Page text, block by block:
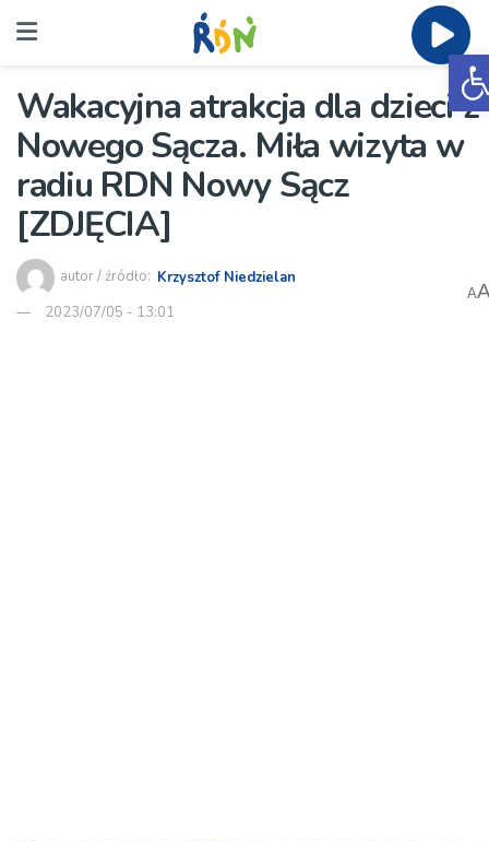
Wakacyjna atrakcja dla dzieci z
Nowego Sącza. Miła wizyta w
radiu RDN Nowy Sącz
[ZDJĘCIA]
autor / źródło: Krzysztof Niedzielan
2023/07/05 - 13:01
A